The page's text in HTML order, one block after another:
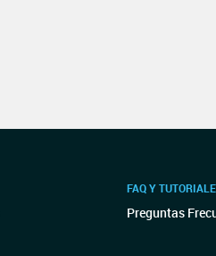
FAQ Y
Preguntas